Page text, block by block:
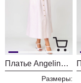
Платье Angelina & Company 1238
Размеры: